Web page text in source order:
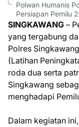
Polwan Humanis
Persiapan Pemilu
SINGKAWANG –
yang tergabung
Polres
(Latihan
roda dua serta
Singkawang
menghadapi
Dalam kegiatan